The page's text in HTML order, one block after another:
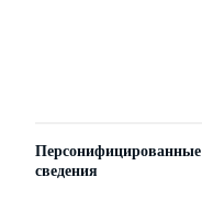
Персонифицированные
сведения